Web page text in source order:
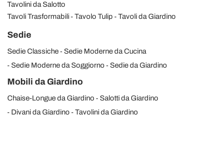
Tavolini da Salotto
Tavoli Trasformabili
Tavolo Tulip Tavoli da Giardino
Sedie
Sedie Classiche
Sedie Moderne da Cucina
Sedie Moderne da Soggiorno
Sedie da Giardino
Mobili da Giardino
Chaise-Longue da Giardino
Salotti da Giardino
Divani da Giardino
Tavolini da Giardino